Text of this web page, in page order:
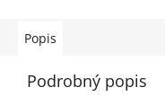
Popis
Podrobný popis